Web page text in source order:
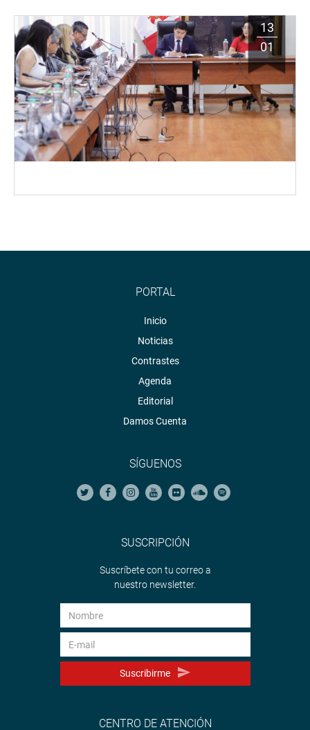
13
01
PORTAL
Inicio
Noticias
Contrastes
Agenda
Editorial
Damos Cuenta
SÍGUENOS
SUSCRIPCIÓN
Suscríbete con tu correo a
nuestro newsletter.
Suscribirme
CENTRO DE ATENCIÓN